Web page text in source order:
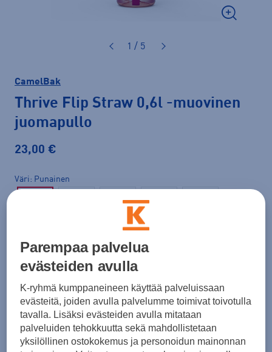
1 / 5
CamelBak
Thrive Flip Straw 0,6l -muovinen
juomapullo
23,00 €
Väri Punainen
,60
Parempaa palvelua
evästeiden avulla
K-ryhmä kumppaneineen käyttää palveluissaan
evästeitä, joiden avulla palvelumme toimivat toivotulla
tavalla. Lisäksi evästeiden avulla mitataan
palveluiden tehokkuutta sekä mahdollistetaan
yksilöllinen ostokokemus ja personoidun mainonnan